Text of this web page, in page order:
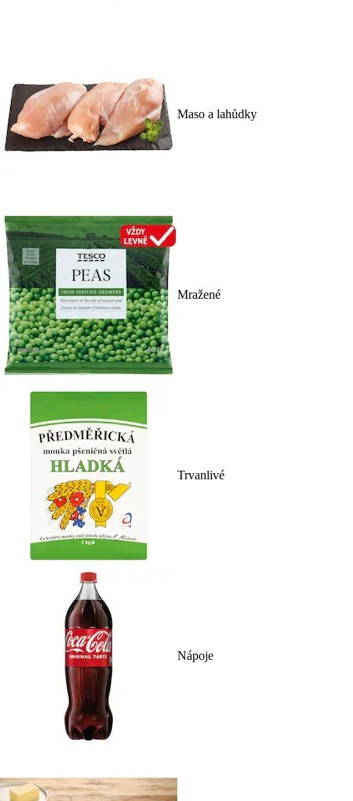
Maso a lahůdky
Mražené
Trvanlivé
Nápoje